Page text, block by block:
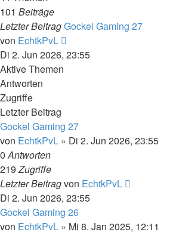
101 Beiträge
Letzter BeitragGockel Gaming 27
von EchtkPvL
Beitrag
Di 2. Jun 2026, 23:55
Aktive Themen
Antworten
Zugriffe
Letzter Beitrag
Gockel Gaming 27
von EchtkPvL » Di 2. Jun 2026, 23:55
0Antworten
219Zugriffe
Letzter Beitragvon EchtkPvL
Di 2. Jun 2026, 23:55
Gockel Gaming 26
von EchtkPvL » Mi 8. Jan 2025, 12:11